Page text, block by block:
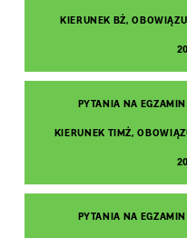
KIERUNEK BŻ,
PYTANIA NA
KIERUNEK TIMŻ,
PYTANIA NA